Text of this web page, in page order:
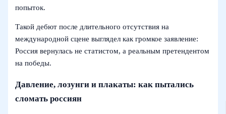
попыток.
Такой дебют после длительного отсутствия на
международной сцене выглядел как громкое заявление:
Россия вернулась не статистом, а реальным претендентом
на победы.
Давление, лозунги и плакаты: как пытались
сломать россиян